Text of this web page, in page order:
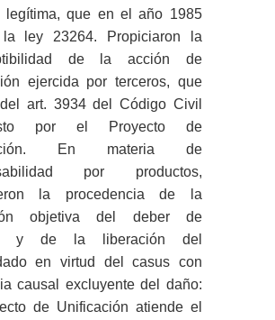
legítima, que en el año 1985
la ley 23264. Propiciaron la
de la acción de
ejercida por terceros, que
art. 3934 del Código Civil
por el Proyecto de
En materia de
por productos,
la procedencia de la
objetiva del deber de
y de la liberación del
en virtud del casus con
causal excluyente del daño:
de Unificación atiende el